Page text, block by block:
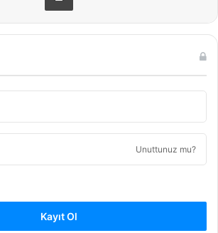
Unuttunuz mu?
Kayıt Ol